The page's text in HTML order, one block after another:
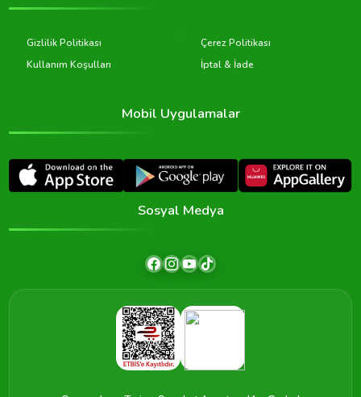
Gizlilik Politikası
Çerez Politikası
Kullanım Koşulları
İptal & İade
Mobil Uygulamalar
Sosyal Medya